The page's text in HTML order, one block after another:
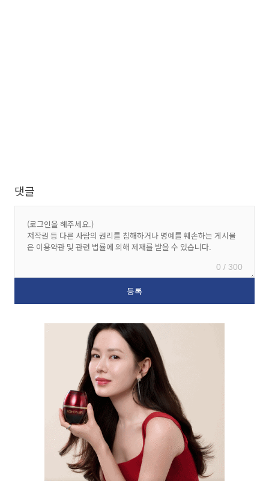
댓글
0 / 300